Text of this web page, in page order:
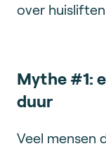
over
Mythe #1:
duur
Veel mensen